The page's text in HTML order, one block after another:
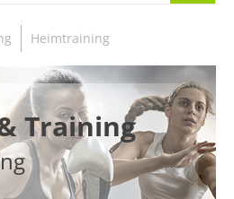
Heimtraining
Training